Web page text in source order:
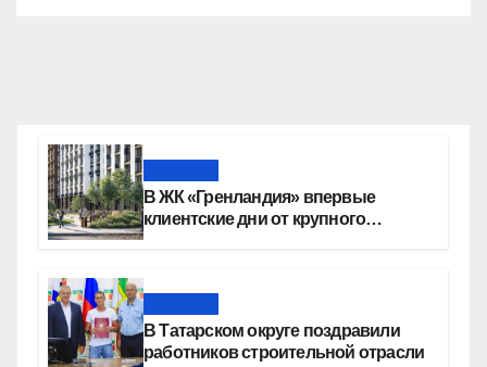
В ЖК «Гренландия» впервые
клиентские дни от крупного
В Татарском округе поздравили
работников строительной отрасли